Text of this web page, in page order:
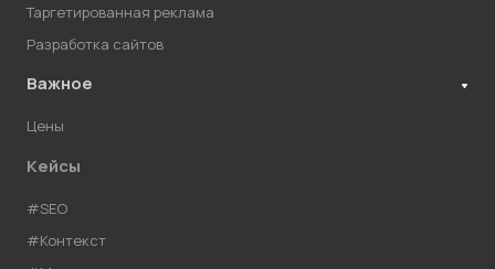
Таргетированная реклама
Разработка сайтов
Важное
Цены
Кейсы
#SEO
#Контекст